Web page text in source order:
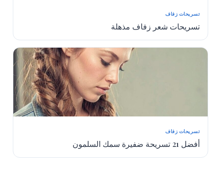
تسريحات زفاف
تسريحات شعر زفاف مذهلة
تسريحات زفاف
أفضل 21 تسريحة ضفيرة سمك السلمون